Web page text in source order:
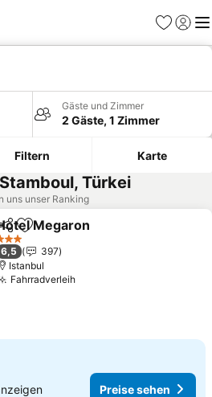
Favoriten
Gäste und Zimmer
2 Gäste, 1 Zimmer
Filtern Karte
Türkei
uns unser Ranking
Zu Favoriten hinzufügen
Megaron
Sterne
6,5
397
Istanbul
Fahrradverleih
Preise sehen